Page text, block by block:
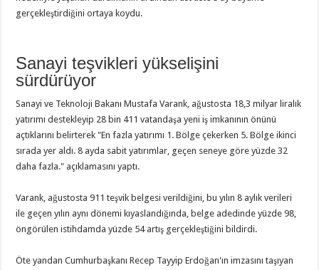
gerçekleştirdiğini ortaya koydu.
Sanayi teşvikleri yükselişini
sürdürüyor
Sanayi ve Teknoloji Bakanı Mustafa Varank, ağustosta 18,3 milyar liralık
yatırımı destekleyip 28 bin 411 vatandaşa yeni iş imkanının önünü
açtıklarını belirterek "En fazla yatırımı 1. Bölge çekerken 5. Bölge ikinci
sırada yer aldı. 8 ayda sabit yatırımlar, geçen seneye göre yüzde 32
daha fazla." açıklamasını yaptı.
Varank, ağustosta 911 teşvik belgesi verildiğini, bu yılın 8 aylık verileri
ile geçen yılın aynı dönemi kıyaslandığında, belge adedinde yüzde 98,
öngörülen istihdamda yüzde 54 artış gerçekleştiğini bildirdi.
Öte yandan Cumhurbaşkanı Recep Tayyip Erdoğan'ın imzasını taşıyan